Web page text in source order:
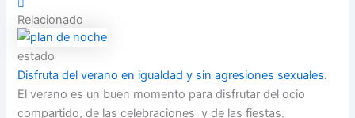
Relacionado
estado
Disfruta del verano en igualdad y sin agresiones sexuales.
El verano es un buen momento para disfrutar del ocio
compartido, de las celebraciones y de las fiestas.